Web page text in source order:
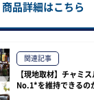
商品詳細はこちら
関連記事
【現地取材】チャミ
No.1*を維持できるの